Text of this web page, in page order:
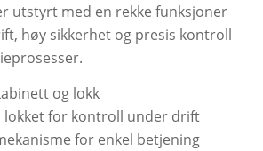
utstyrt med en rekke funksjoner
høy sikkerhet og presis kontroll
og lokk
lokket for kontroll under drift
for enkel betjening